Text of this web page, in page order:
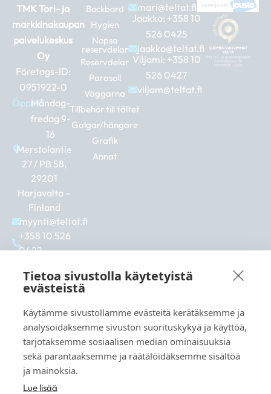
TMK Tori- ja
markkinakaupan
palvelukeskus
Oy
Företags-ID:
0951922-0
Öppet:Måndag-
fredag 9-
16
Merstolantie
27 / PB 58,
29201
Harjavalta –
Finland
myynti@teltat.fi
+358 10 526
0422
a
c
b
o
o
k
n
s
a
g
r
a
m
i
n
e
d
i
n
Bockbord
Hygien
Nopsa
reservdelar
Reservdelar
Parasoll
Väggarna
Tillbehör till tältet
Galgar/hängare
Grafik
Annat
mari@teltat.fi
Jaakko: +358 10
526 0425
jaakko@teltat.fi
Viljami: +358 10
526 0427
viljam@teltat.fi
Se även:
markkina.net
grillikeskus.fi
vaunukeskus.fi
Tietoa sivustolla käytetyistä
evästeistä
Käytämme sivustollamme evästeitä kerätäksemme ja
analysoidaksemme sivuston suorituskykyä ja käyttöä,
tarjotaksemme sosiaalisen median ominaisuuksia
sekä parantaaksemme ja räätälöidäksemme sisältöä
ja mainoksia.
Lue lisää